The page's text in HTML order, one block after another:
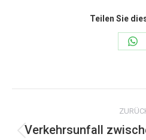
Teilen Sie
Verkehrsunfall